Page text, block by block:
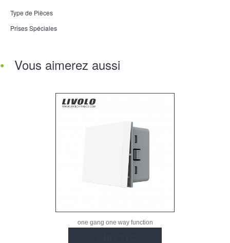
Type de Pièces
Prises Spéciales
Vous aimerez aussi
one gang one way function